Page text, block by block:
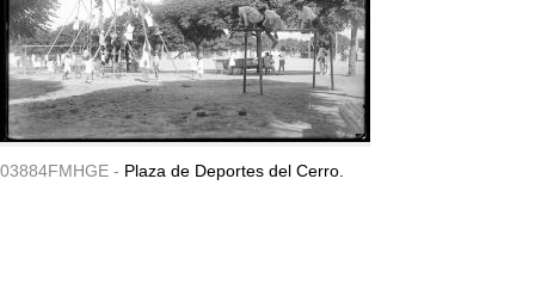
03884FMHGE - Plaza de Deportes del Cerro.